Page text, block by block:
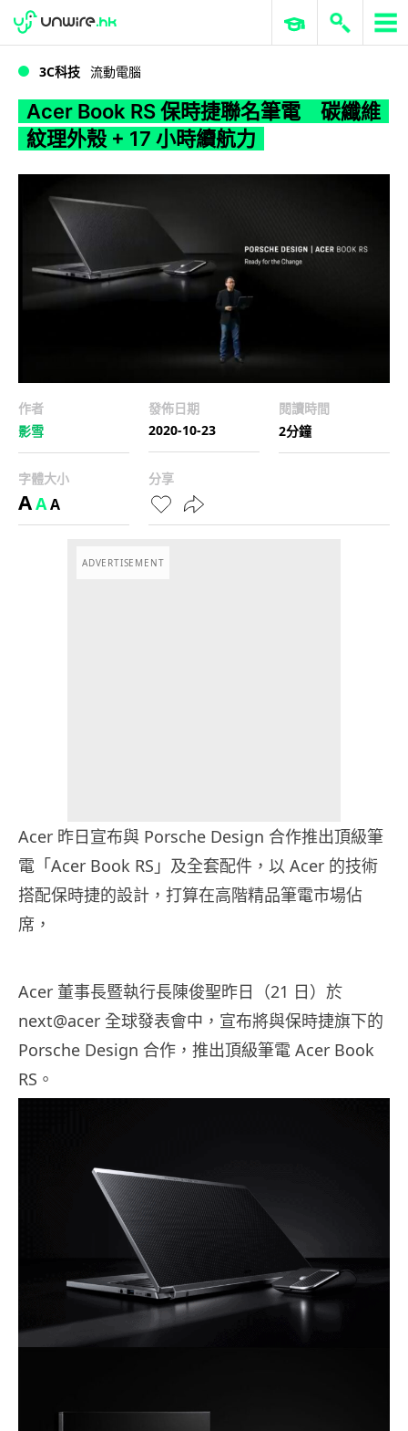
WWDC 2026 ERP 與商業 AI
3C科技 流動電腦
Acer Book RS 保時捷聯名筆電 碳纖維
紋理外殼 + 17 小時續航力
作者
影雪
發佈日期
2020-10-23
閱讀時間
2分鐘
字體大小
AAA
分享
ADVERTISEMENT
Acer 昨日宣布與 Porsche Design 合作推出頂級筆
電「Acer Book RS」及全套配件，以 Acer 的技術
搭配保時捷的設計，打算在高階精品筆電市場佔
席，
Acer 董事長暨執行長陳俊聖昨日（21 日）於
next@acer 全球發表會中，宣布將與保時捷旗下的
Porsche Design 合作，推出頂級筆電 Acer Book
RS。